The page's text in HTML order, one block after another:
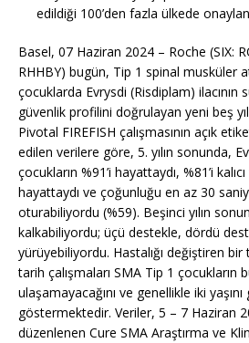
edildiği 100’den fazla ülkede
Basel, 07 Haziran 2024 – Roche (SIX:
RHHBY) bugün, Tip 1 spinal musküler
çocuklarda Evrysdi (Risdiplam) ilacının
güvenlik profilini doğrulayan yeni beş
Pivotal FIREFISH çalışmasının açık
edilen verilere göre, 5. yılın sonunda,
çocukların %91’i hayattaydı, %81’i
hayattaydı ve çoğunluğu en az 30
oturabiliyordu (%59). Beşinci yılın
kalkabiliyordu; üçü destekle, dördü
yürüyebiliyordu. Hastalığı değiştiren
tarih çalışmaları SMA Tip 1 çocukların
ulaşamayacağını ve genellikle iki
göstermektedir. Veriler, 5 – 7 Haziran
düzenlenen Cure SMA Araştırma ve